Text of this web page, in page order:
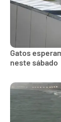
Gatos
neste sábado